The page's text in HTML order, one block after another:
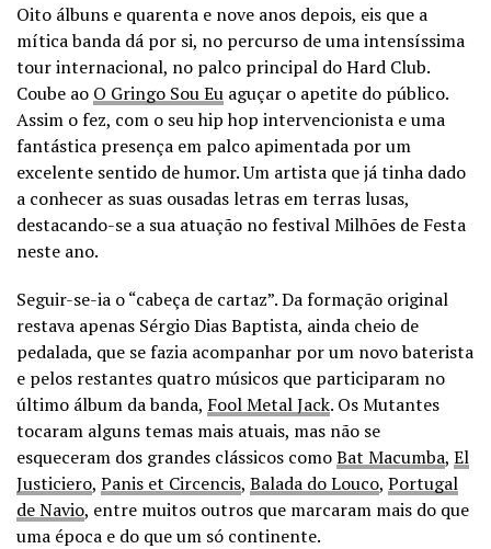
Oito álbuns e quarenta e nove anos depois, eis que a
mítica banda dá por si, no percurso de uma intensíssima
tour internacional, no palco principal do Hard Club.
Coube ao O Gringo Sou Eu aguçar o apetite do público.
Assim o fez, com o seu hip hop intervencionista e uma
fantástica presença em palco apimentada por um
excelente sentido de humor. Um artista que já tinha dado
a conhecer as suas ousadas letras em terras lusas,
destacando-se a sua atuação no festival Milhões de Festa
neste ano.
Seguir-se-ia o “cabeça de cartaz”. Da formação original
restava apenas Sérgio Dias Baptista, ainda cheio de
pedalada, que se fazia acompanhar por um novo baterista
e pelos restantes quatro músicos que participaram no
último álbum da banda, Fool Metal Jack. Os Mutantes
tocaram alguns temas mais atuais, mas não se
esqueceram dos grandes clássicos comoBat Macumba, El
Justiciero, Panis et Circencis, Balada do Louco, Portugal
de Navio, entre muitos outros que marcaram mais do que
uma época e do que um só continente.